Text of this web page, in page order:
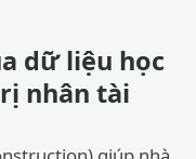
dữ liệu học
nhân tài